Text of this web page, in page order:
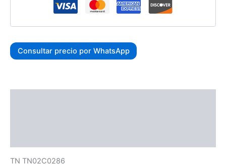
Consultar precio por WhatsApp
TN TN02C0286